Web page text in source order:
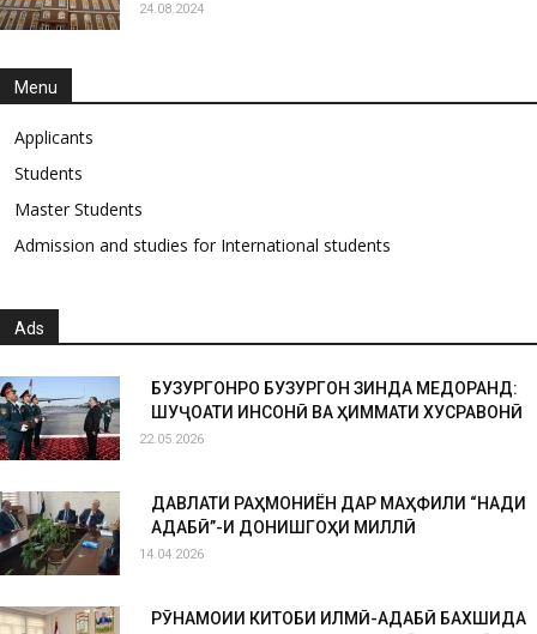
24.08.2024
Menu
Applicants
Students
Master Students
Admission and studies for International students
Ads
БУЗУРГОНРО БУЗУРГОН ЗИНДА МЕДОРАНД:
ШУҶОАТИ ИНСОНӢ ВА ҲИММАТИ ХУСРАВОНӢ
22.05.2026
ДАВЛАТИ РАҲМОНИЁН ДАР МАҲФИЛИ “НАҚДИ
АДАБӢ”-И ДОНИШГОҲИ МИЛЛӢ
14.04.2026
РӮНАМОИИ КИТОБИ ИЛМӢ-АДАБӢ БАХШИДА